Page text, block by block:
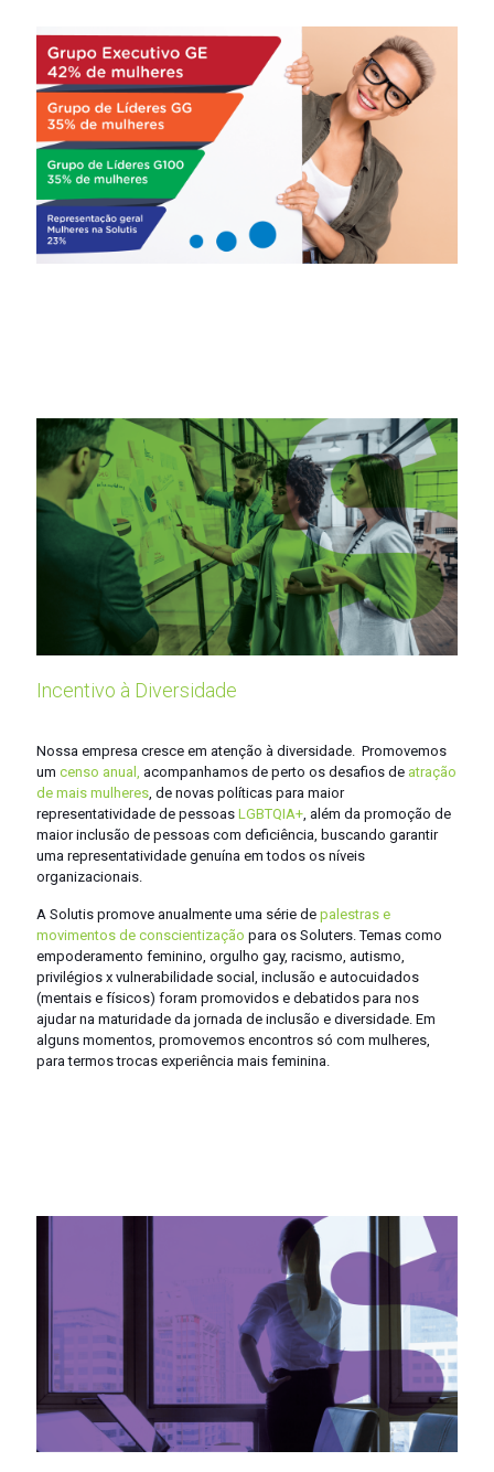
Incentivo à Diversidade
Nossa empresa cresce em atenção à diversidade. Promovemos
um censo anual, acompanhamos de perto os desafios de atração
de mais mulheres , de novas políticas para maior
representatividade de pessoas LGBTQIA+ , além da promoção de
maior inclusão de pessoas com deficiência, buscando garantir
uma representatividade genuína em todos os níveis
organizacionais.
A Solutis promove anualmente uma série de palestras e
movimentos de conscientização para os Soluters. Temas como
empoderamento feminino, orgulho gay, racismo, autismo,
privilégios x vulnerabilidade social, inclusão e autocuidados
(mentais e físicos) foram promovidos e debatidos para nos
ajudar na maturidade da jornada de inclusão e diversidade. Em
alguns momentos, promovemos encontros só com mulheres,
para termos trocas experiência mais feminina.